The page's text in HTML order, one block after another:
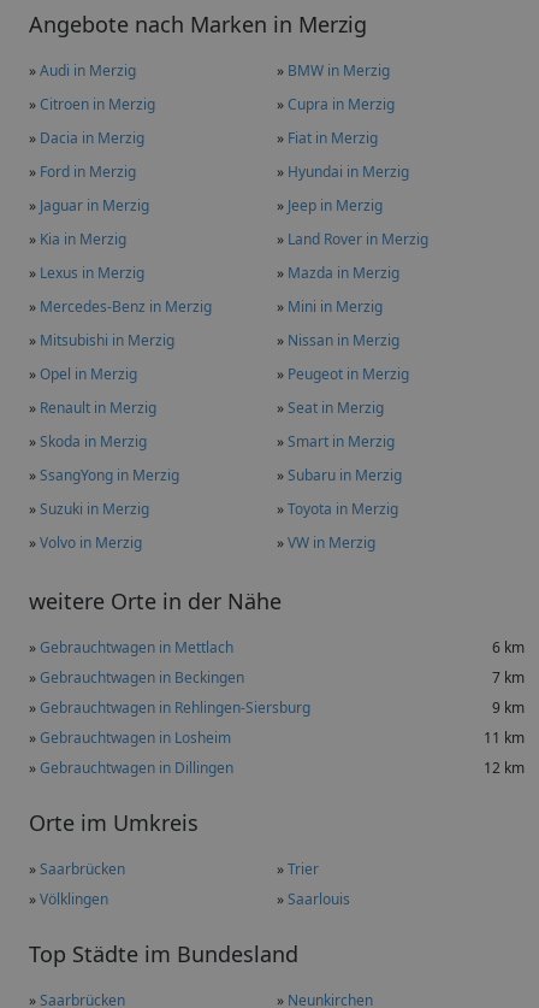
Angebote nach Marken in Merzig
»Audi in Merzig » BMW in Merzig
»Citroen in Merzig »Cupra in Merzig
» Dacia in Merzig » Fiat in Merzig
» Ford in Merzig » Hyundai in Merzig
» Jaguar in Merzig » Jeep in Merzig
» Kia in Merzig » Land Rover in Merzig
» Lexus in Merzig » Mazda in Merzig
» Mercedes-Benz in Merzig » Mini in Merzig
» Mitsubishi in Merzig » Nissan in Merzig
»Opel in Merzig » Peugeot in Merzig
» Renault in Merzig »Seat in Merzig
»Skoda in Merzig »Smart in Merzig
»SsangYong in Merzig »Subaru in Merzig
»Suzuki in Merzig »Toyota in Merzig
»Volvo in Merzig »VW in Merzig
weitere Orte in der Nähe
»Gebrauchtwagen in Mettlach
6 km
»Gebrauchtwagen in Beckingen
7 km
»Gebrauchtwagen in Rehlingen-Siersburg
9 km
»Gebrauchtwagen in Losheim
11 km
»Gebrauchtwagen in Dillingen 12 km
Orte im Umkreis
»Saarbrücken »Trier
»Völklingen »Saarlouis
Top Städte im Bundesland
»Saarbrücken » Neunkirchen